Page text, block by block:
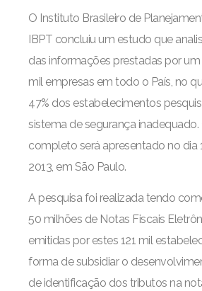
O Instituto Brasileiro de
IBPT concluiu um estudo que
das informações prestadas por um
mil empresas em todo o País, no
47% dos estabelecimentos
sistema de segurança
completo será apresentado no dia
2013, em São Paulo.
A pesquisa foi realizada tendo
50 milhões de Notas Fiscais
emitidas por estes 121 mil
forma de subsidiar o
de identificação dos tributos na